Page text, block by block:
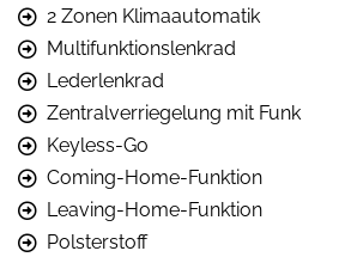
2 Zonen Klimaautomatik
Multifunktionslenkrad
Lederlenkrad
Zentralverriegelung mit Funk
Keyless-Go
Coming-Home-Funktion
Leaving-Home-Funktion
Polsterstoff